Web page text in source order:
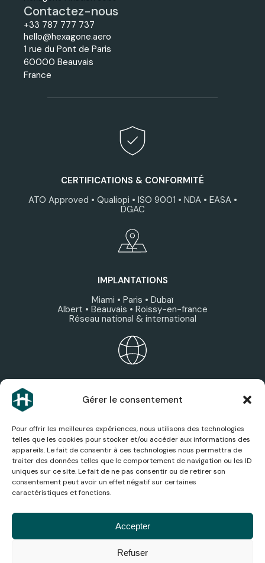
Gérer le consentement
Pour offrir les meilleures expériences, nous utilisons des technologies
telles que les cookies pour stocker et/ou accéder aux informations des
appareils. Le fait de consentir à ces technologies nous permettra de
traiter des données telles que le comportement de navigation ou les ID
uniques sur ce site. Le fait de ne pas consentir ou de retirer son
consentement peut avoir un effet négatif sur certaines
caractéristiques et fonctions.
Accepter
Refuser
Contactez-nous
+33 787 777 737
hello@hexagone.aero
1 rue du Pont de Paris
60000 Beauvais
France
CERTIFICATIONS & CONFORMITÉ
ATO Approved • Qualiopi • ISO 9001 • NDA • EASA •
DGAC
IMPLANTATIONS
Miami • Paris • Dubaï
Albert • Beauvais • Roissy-en-france
Réseau national & international
Découvrez les expertises, services et sociétés du
ACTUALITÉS AÉRONAUTIQUES